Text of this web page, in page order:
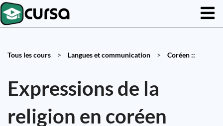
Tous les cours > Langues et communication > Coréen ::
Expressions de la
religion en coréen